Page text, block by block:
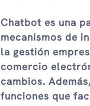
Chatbot es una
mecanismos de
la gestión
comercio
cambios.
funciones que